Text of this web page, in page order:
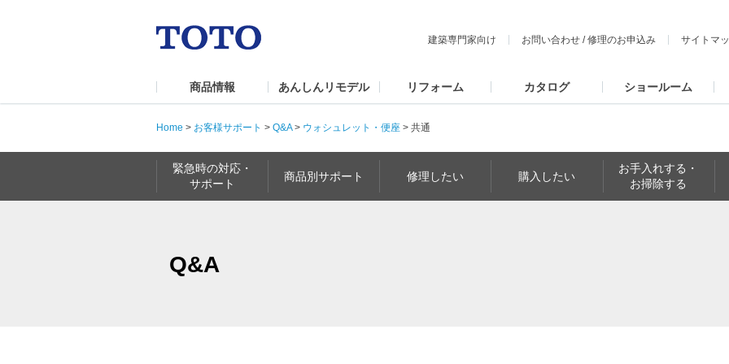
建築専門家向け お問い合わせ /修理のお申込み サイトマ
商品情報 あんしんリモデル リフォーム カタログ ショールーム
Home > お客様サポート > Q&A> ウォシュレット・便座 > 共通
緊急時の対応・
サポート
商品別サポート 修理したい 購入したい
お手入れする・
お掃除する
Q&A